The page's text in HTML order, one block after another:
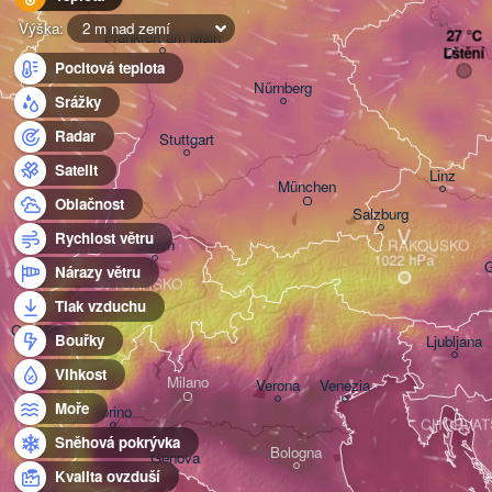
Výška:
2 m nad zemí
Pocitová teplota
Srážky
Radar
Satelit
Oblačnost
Rychlost větru
Nárazy větru
Tlak vzduchu
Bouřky
Vlhkost
Moře
Sněhová pokrývka
Kvalita ovzduší
Frankfurt am Main
Nürnberg
Milano
Torino
Stuttgart
Genova
Genève
Verona
Zürich
ŠVÝCARSKO
München
Linz
Venezia
Ljubljana
Salzburg
Bologna
RAKOUSKO
Lštění
V